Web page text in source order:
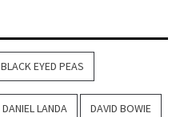
BLACK EYED PEAS
DANIEL LANDA DAVID BOWIE